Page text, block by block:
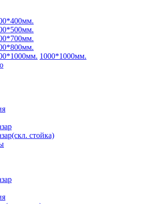
1000*1000мм.
стойка)